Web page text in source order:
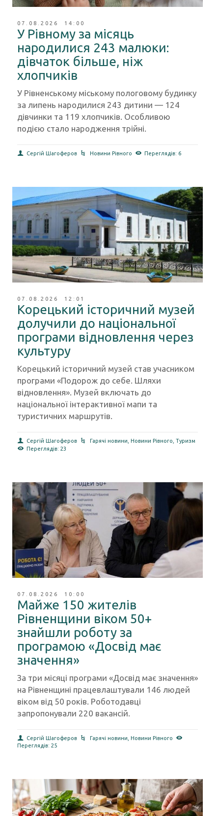
07.08.2026 14:00
У Рівному за місяць
народилися 243 малюки:
дівчаток більше, ніж
хлопчиків
У Рівненському міському пологовому будинку
за липень народилися 243 дитини — 124
дівчинки та 119 хлопчиків. Особливою
подією стало народження трійні.
07.08.2026 12:01
Корецький історичний музей
долучили до національної
програми відновлення через
культуру
Корецький історичний музей став учасником
програми «Подорож до себе. Шляхи
відновлення». Музей включать до
національної інтерактивної мапи та
туристичних маршрутів.
Сергій Шагоферов
07.08.2026 10:00
Майже 150 жителів
Рівненщини віком 50+
знайшли роботу за
програмою «Досвід має
значення»
За три місяці програми «Досвід має значення»
на Рівненщині працевлаштували 146 людей
віком від 50 років. Роботодавці
запропонували 220 вакансій.
Сергій Шагоферов